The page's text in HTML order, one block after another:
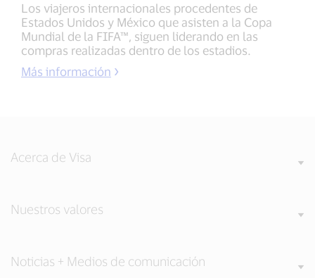
Los viajeros internacionales procedentes de
Estados Unidos y México que asisten a la Copa
Mundial de la FIFA™, siguen liderando en las
compras realizadas dentro de los estadios.
Más información
Acerca de Visa
Nuestros valores
Noticias + Medios de comunicación